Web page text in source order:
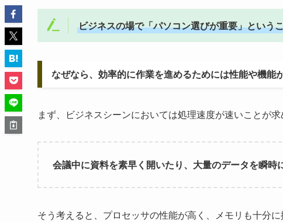
ビジネスの場で「パソコン選びが重要」という
なぜなら、効率的に作業を進めるためには性能や機能
まず、ビジネスシーンにおいては処理速度が速いことが求
会議中に資料を素早く開いたり、大量のデータを瞬時
そう考えると、プロセッサの性能が高く、メモリも十分